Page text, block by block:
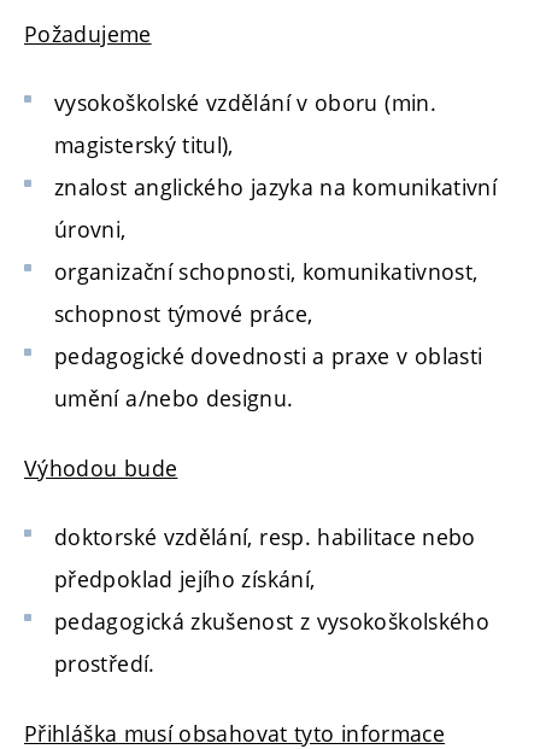
Požadujeme
vysokoškolské vzdělání v oboru (min.
magisterský titul),
znalost anglického jazyka na komunikativní
úrovni,
organizační schopnosti, komunikativnost,
schopnost týmové práce,
pedagogické dovednosti a praxe v oblasti
umění a/nebo designu.
Výhodou bude
doktorské vzdělání, resp. habilitace nebo
předpoklad jejího získání,
pedagogická zkušenost z vysokoškolského
prostředí.
Přihláška musí obsahovat tyto informace